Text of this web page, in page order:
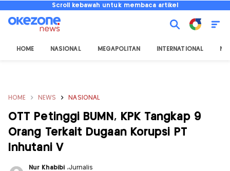
Scroll kebawah untuk membaca artikel
HOME NASIONAL MEGAPOLITAN INTERNATIONAL
HOME NEWS NASIONAL
OTT Petinggi BUMN, KPK Tangkap 9
Orang Terkait Dugaan Korupsi PT
Inhutani V
Nur Khabibi ,Jurnalis